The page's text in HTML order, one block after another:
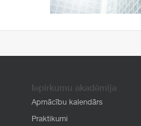
Iepirkumu akadēmija
Apmācību kalendārs
Praktikumi